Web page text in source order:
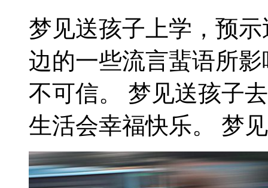
梦见送孩子上学，预
边的一些流言蜚语所
不可信。 梦见送孩子
生活会幸福快乐。 梦